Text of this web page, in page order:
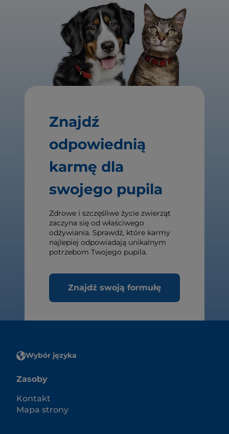
Znajdź
odpowiednią
karmę dla
swojego pupila
Zdrowe i szczęśliwe życie zwierząt
zaczyna się od właściwego
odżywiania. Sprawdź, które karmy
najlepiej odpowiadają unikalnym
potrzebom Twojego pupila.
Znajdź swoją formułę
Wybór języka
Zasoby
Kontakt
Mapa strony